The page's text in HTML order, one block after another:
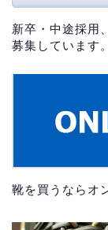
新卒・中途採用
募集しています。
靴を買うならオ